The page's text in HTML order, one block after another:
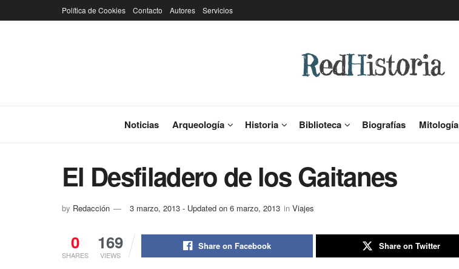
Política de Cookies Contacto Autores Servicios
Noticias Arqueología Historia Biblioteca Biografías Mitología
El Desfiladero de los Gaitanes
by Redacción 3 marzo, 2013 - Updated on 6 marzo, 2013 in Viajes
0
SHARES
169
VIEWS
Share on Facebook Share on Twitter